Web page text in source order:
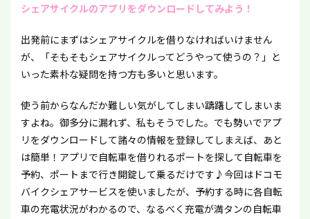
シェアサイクルのアプリをダウンロードしてみよう！
出発前にまずはシェアサイクルを借りなければいけません
が、「そもそもシェアサイクルってどうやって使うの？」と
いった素朴な疑問を持つ方も多いと思います。
使う前からなんだか難しい気がしてしまい躊躇してしまいま
すよね。御多分に漏れず、私もそうでした。でも勢いでアプ
リをダウンロードして諸々の情報を登録してしまえば、あと
は簡単！アプリで自転車を借りれるポートを探して自転車を
予約、ポートまで行き開錠して乗るだけです♪今回はドコモ
バイクシェアサービスを使いましたが、予約する時に各自転
車の充電状況がわかるので、なるべく充電が満タンの自転車